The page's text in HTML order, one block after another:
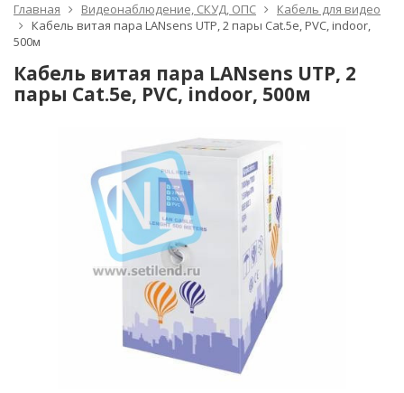
Главная Видеонаблюдение, СКУД, ОПС
Кабель для видео
Кабель витая пара LANsens UTP, 2 пары Cat.5e, PVC, indoor,
500м
Кабель витая пара LANsens UTP, 2
пары Cat.5e, PVC, indoor, 500м